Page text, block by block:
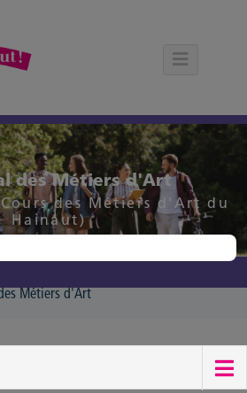
des Métiers d'Art
des Métiers d'Art du
Hainaut)
Métiers d'Art